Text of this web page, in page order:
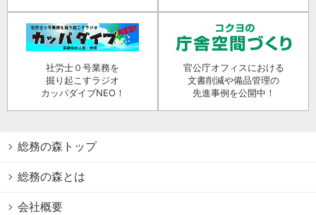
社労士０号業務を
掘り起こすラジオ
カッパダイブNEO！
官公庁オフィスにおける
文書削減や備品管理の
先進事例を公開中！
総務の森トップ
総務の森とは
会社概要